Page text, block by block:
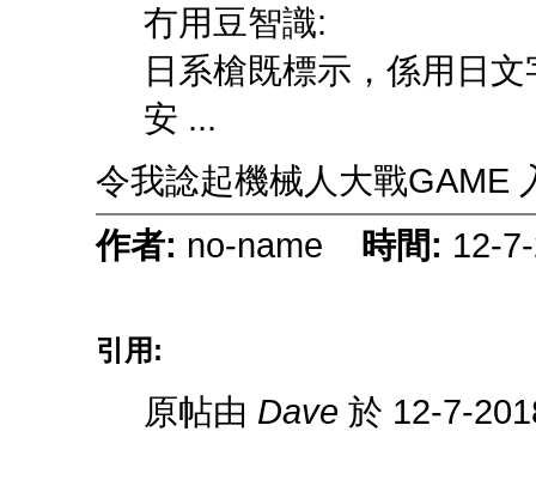
冇用豆智識:
日系槍既標示，係用日
安 ...
令我諗起機械人大戰GAME
作者: no-name 時間: 12-
引用:
原帖由 Dave 於 12-7-